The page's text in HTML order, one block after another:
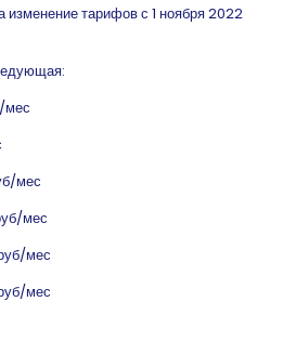
тарифов с 1 ноября 2022
мес
мес
мес
мес
мес